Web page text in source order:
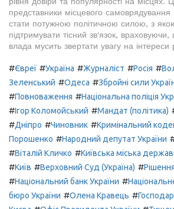
представники місцевого
стати потужною політичною силою, з
підтримувати тісний зв'язок,
влада мусить звертати увагу на інтереси
#Євреї #Україна #Журналіст #Росія #
Зеленський #Одеса #Збройні сили
#Повноваження #Національна поліція
#Ігор Коломойський #Мандат (політика)
#Дніпро #Чиновник #Кримінальний
Порошенко #Народний депутат України
#Віталій Кличко #Київська міська
#Київ #Верховний Суд (Україна) #
#Національний банк України #
бюро України #Олена Кравець #